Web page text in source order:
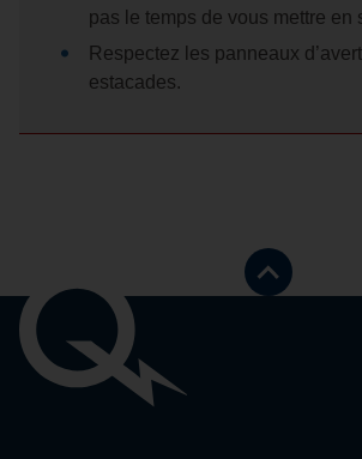
pas le temps de vous mettre en
Respectez les panneaux
estacades.
Retourner
vers
importants